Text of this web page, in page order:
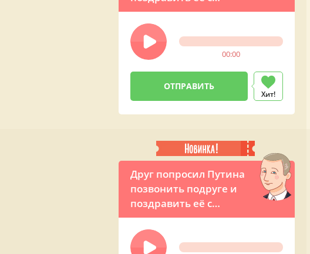
восьмым марта
00:00
Хит!
Друг попросил Путина
позвонить подруге и
поздравить её с
Женским днём